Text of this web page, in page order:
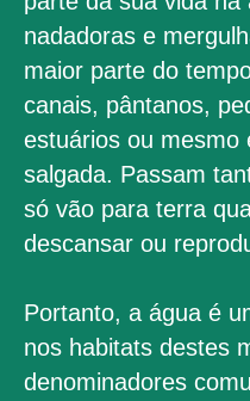
nadadoras e
maior parte do
canais, pântanos,
estuários ou mesmo
salgada. Passam
só vão para terra
descansar ou
Portanto, a água é
nos habitats destes
denominadores